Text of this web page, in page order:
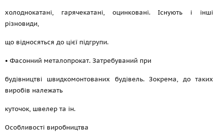
холоднокатані, гарячекатані, оцинковані. Існують і інші
різновиди,
що відносяться до цієї підгрупи.
• Фасонний металопрокат. Затребуваний при
будівництві швидкомонтованих будівель. Зокрема, до таких
виробів належать
куточок, швелер та ін.
Особливості виробництва